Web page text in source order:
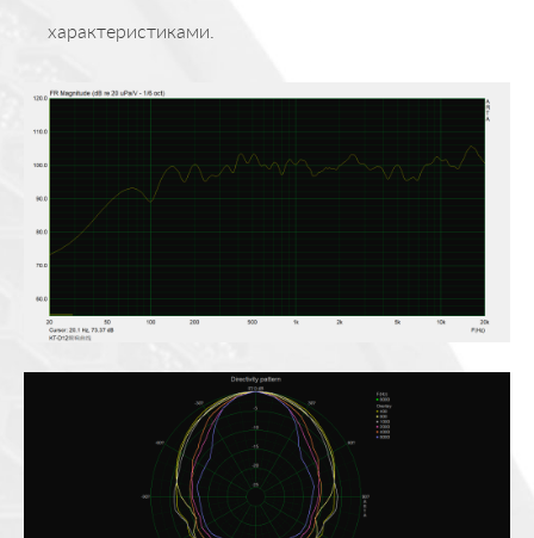
характеристиками.